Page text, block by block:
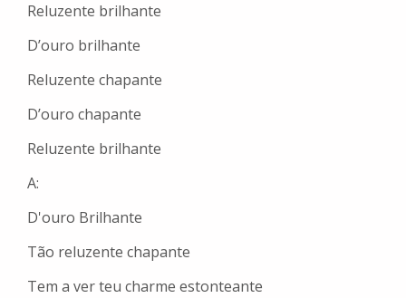
Reluzente brilhante
D’ouro brilhante
Reluzente chapante
D’ouro chapante
Reluzente brilhante
A:
D'ouro Brilhante
Tão reluzente chapante
Tem a ver teu charme estonteante